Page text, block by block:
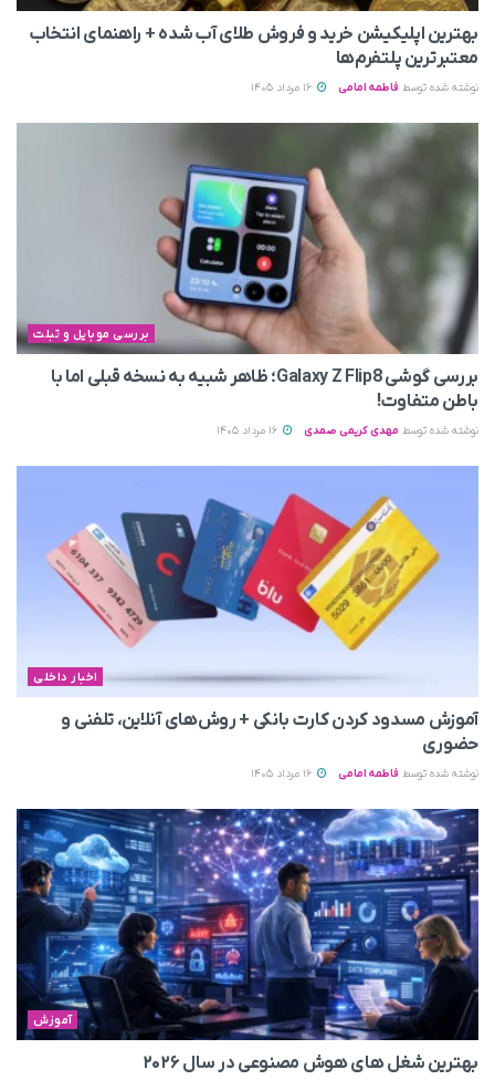
بهترین اپلیکیشن خرید و فروش طلای آب شده + راهنمای انتخاب
معتبرترین پلتفرم‌ها
نوشته شده توسط فاطمه امامی
بررسی موبایل و تبلت
بررسی گوشی Galaxy Z Flip8؛ ظاهر شبیه به نسخه قبلی اما با
باطن متفاوت!
نوشته شده توسط مهدی کریمی صمدی
اخبار داخلی
آموزش مسدود کردن کارت بانکی + روش‌های آنلاین، تلفنی و
حضوری
نوشته شده توسط فاطمه امامی
آموزش
بهترین شغل های هوش مصنوعی در سال ۲۰۲۶